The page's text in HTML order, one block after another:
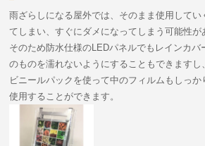
雨ざらしになる屋外では、そのまま使用して
てしまい、すぐにダメになってしまう可能性が
そのため防水仕様のLEDパネルでもレインカバ
のものを濡れないようにすることもできますし、
ビニールパックを使って中のフィルムもしっか
使用することができます。